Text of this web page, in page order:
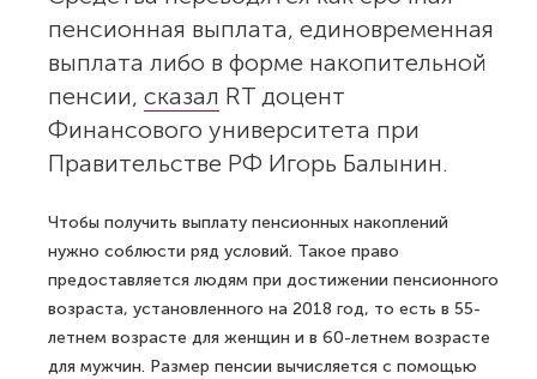
пенсионная выплата, единовременная
выплата либо в форме накопительной
пенсии, сказал RT доцент
Финансового университета при
Правительстве РФ Игорь Балынин.
Чтобы получить выплату пенсионных накоплений
нужно соблюсти ряд условий. Такое право
предоставляется людям при достижении пенсионного
возраста, установленного на 2018 год, то есть в 55-
летнем возрасте для женщин и в 60-летнем возрасте
для мужчин. Размер пенсии вычисляется с помощью